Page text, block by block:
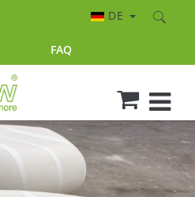
FAQ
DE